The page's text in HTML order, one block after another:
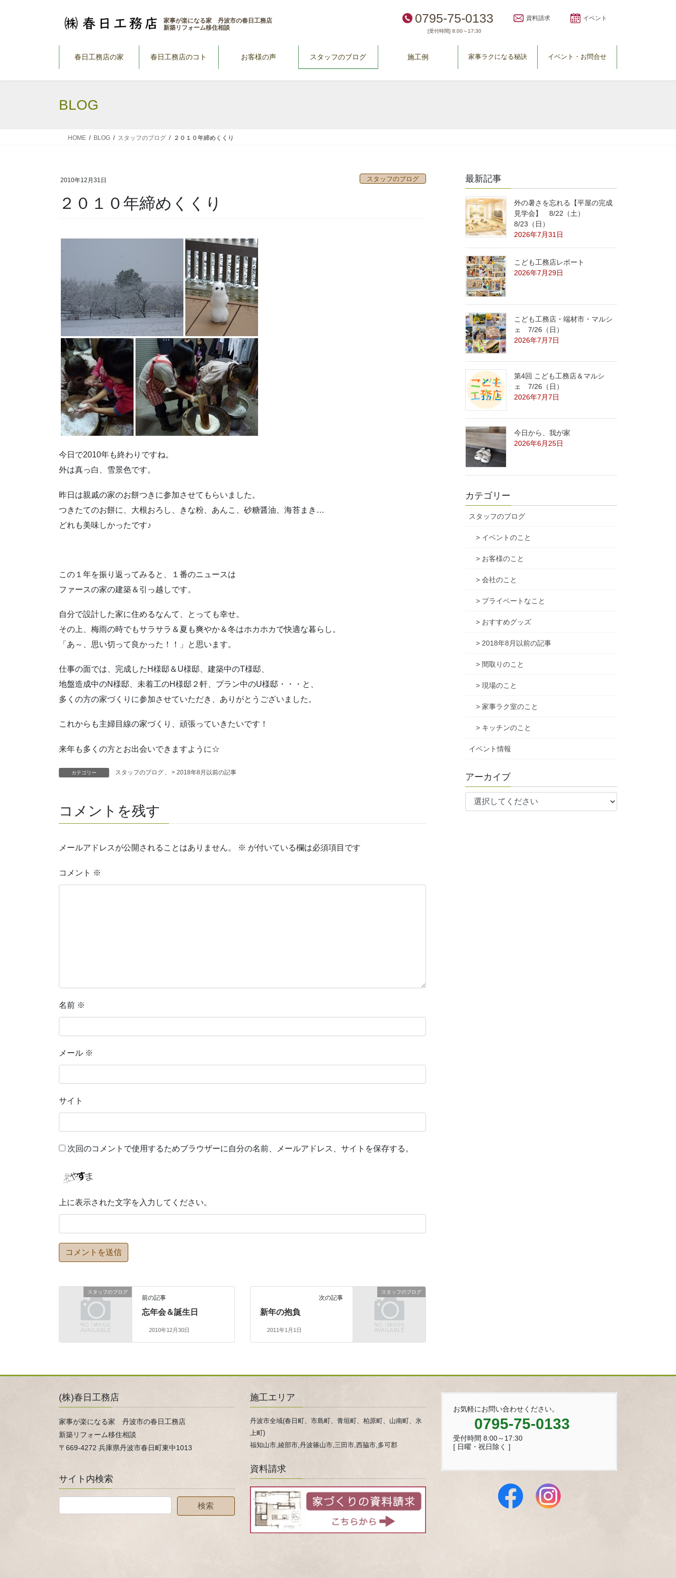
家事が楽になる家 丹波市の春日工務店
新築リフォーム移住相談
0795-75-0133
[受付時間] 8:00～17:30
資料請求 イベント
春日工務店の家 春日工務店のコト お客様の声 スタッフのブログ 施工例 家事ラクになる秘訣 イベント・お問合せ
BLOG
HOME BLOG スタッフのブログ ２０１０年締めくくり
2010年12月31日 スタッフのブログ
２０１０年締めくくり
今日で2010年も終わりですね。
外は真っ白、雪景色です。
昨日は親戚の家のお餅つきに参加させてもらいました。
つきたてのお餅に、大根おろし、きな粉、あんこ、砂糖醤油、海苔まき…
どれも美味しかったです♪
この１年を振り返ってみると、１番のニュースは
ファースの家の建築＆引っ越しです。
自分で設計した家に住めるなんて、とっても幸せ。
その上、梅雨の時でもサラサラ＆夏も爽やか＆冬はホカホカで快適な暮らし。
「あ～、思い切って良かった！！」と思います。
仕事の面では、完成したH様邸＆U様邸、建築中のT様邸、
地盤造成中のN様邸、未着工のH様邸２軒、プラン中のU様邸・・・と、
多くの方の家づくりに参加させていただき、ありがとうございました。
これからも主婦目線の家づくり、頑張っていきたいです！
来年も多くの方とお出会いできますように☆
カテゴリー スタッフのブログ 、 > 2018年8月以前の記事
コメントを残す
メールアドレスが公開されることはありません。 ※ が付いている欄は必須項目です
コメント ※
名前 ※
メール ※
サイト
次回のコメントで使用するためブラウザーに自分の名前、メールアドレス、サイトを保存する。
上に表示された文字を入力してください。
スタッフのブログ
前の記事
忘年会＆誕生日
2010年12月30日
スタッフのブログ
次の記事
新年の抱負
2011年1月1日
最新記事
外の暑さを忘れる【平屋の完成
見学会】 8/22（土）
8/23（日）
2026年7月31日
こども工務店レポート
2026年7月29日
こども工務店・端材市・マルシ
ェ 7/26（日）
2026年7月7日
第4回 こども工務店＆マルシ
ェ 7/26（日）
2026年7月7日
今日から、我が家
2026年6月25日
カテゴリー
スタッフのブログ
> イベントのこと
> お客様のこと
> 会社のこと
> プライベートなこと
> おすすめグッズ
> 2018年8月以前の記事
> 間取りのこと
> 現場のこと
> 家事ラク室のこと
> キッチンのこと
イベント情報
アーカイブ
(株)春日工務店
家事が楽になる家 丹波市の春日工務店
新築リフォーム移住相談
〒669-4272 兵庫県丹波市春日町東中1013
サイト内検索
施工エリア
丹波市全域(春日町、市島町、青垣町、柏原町、山南町、氷
上町)
福知山市,綾部市,丹波篠山市,三田市,西脇市,多可郡
資料請求
お気軽にお問い合わせください。
0795-75-0133
受付時間 8:00～17:30
[ 日曜・祝日除く ]